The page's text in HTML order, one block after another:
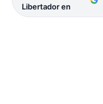
Libertador en